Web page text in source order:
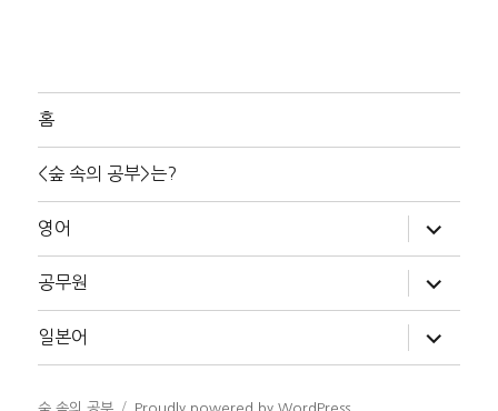
홈
<숲 속의 공부>는?
영어
위
메
확
장
공무원
위
메
확
장
일본어
위
메
숲 속의 공부 Proudly powered by WordPress